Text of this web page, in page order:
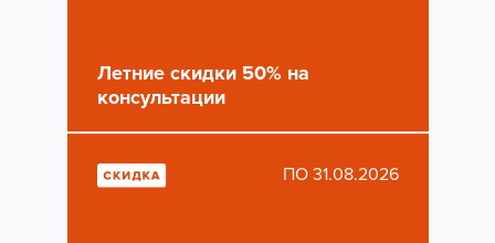
Летние скидки 50% на
консультации
ПО 31.08.2026